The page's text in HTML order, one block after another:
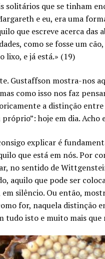
que se tinham
e eu, era uma
que escreve acerca
como se fosse um
lixo, e já está.» (19)
Gustaffson mostra-nos
como isso nos faz
a distinção
hoje em dia. Acho
explicar é
que está em nós. Por
no sentido de
aquilo que pode ser
silêncio. Ou então,
for, naquela
isto e muito mais que